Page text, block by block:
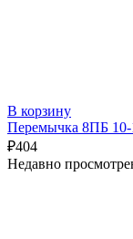
В корзину
Перемычка 8ПБ
₽404
Недавно